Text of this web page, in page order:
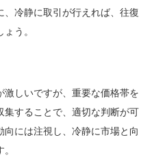
、冷静に取引が行えれば、往復
う。
激しいですが、重要な価格帯を
することで、適切な判断が可
には注視し、冷静に市場と向